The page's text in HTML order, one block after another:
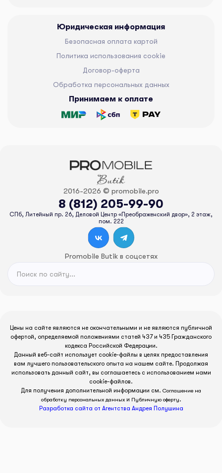
Юридическая информация
Безопасная оплата картой
Политика использования cookie
Договор-оферта
Обработка персональных данных
Принимаем к оплате
2016-2026 © promobile.pro
8 (812) 205-99-90
СПб, Литейный пр. 26, Деловой Центр «Преображенский двор», 2 этаж,
пом. 222
Promobile Butik в соцсетях
Цены на сайте являются не окончательными и не являются публичной
офертой, определяемой положениями статей 437 и 435 Гражданского
кодекса Российской Федерации.
Данный веб-сайт использует cookie-файлы в целях предоставления
вам лучшего пользовательского опыта на нашем сайте. Продолжая
использовать данный сайт, вы соглашаетесь с использованием нами
cookie-файлов.
Для получения дополнительной информации см. Соглашение на
обработку персональных данныхи Публичную оферту.
Разработка сайта от Агентства Андрея Полушина